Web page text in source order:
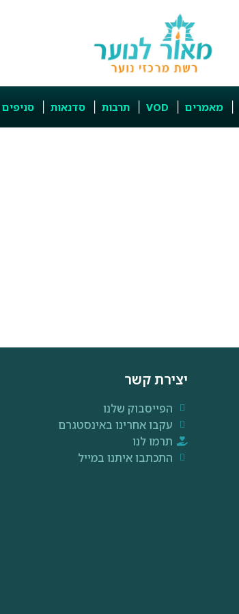
מאמרים VOD תרבות סדנאות סניפים
יצירת קשר
הפייסבוק שלנו
עקבו אחרינו באינסטגרם
תרמו לנו
התכתבו איתנו במייל